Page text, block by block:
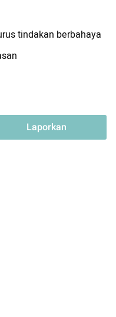
tindakan berbahaya
Laporkan